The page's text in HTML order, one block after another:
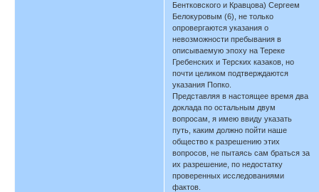
Бентковского и Кравцова) Сергеем
Белокуровым (6), не только
опровергаются указания о
невозможности пребывания в
описываемую эпоху на Тереке
Гребенских и Терских казаков, но
почти целиком подтверждаются
указания Попко.
Представляя в настоящее время два
доклада по остальным двум
вопросам, я имею ввиду указать
путь, каким должно пойти наше
общество к разрешению этих
вопросов, не пытаясь сам браться за
их разрешение, по недостатку
проверенных исследованиями
фактов.